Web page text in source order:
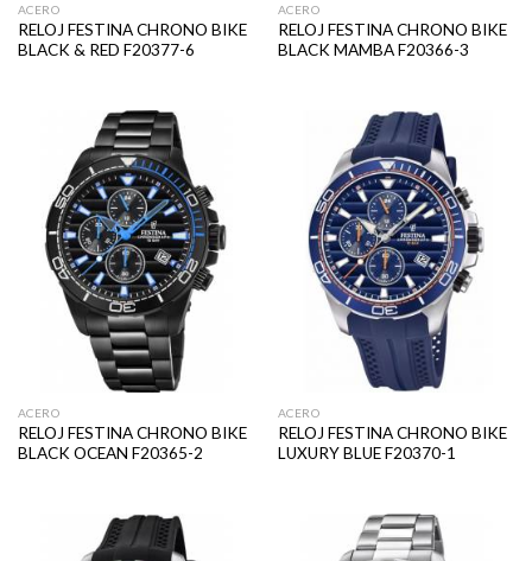
ACERO
RELOJ FESTINA CHRONO BIKE
BLACK & RED F20377-6
ACERO
RELOJ FESTINA CHRONO BIKE
BLACK MAMBA F20366-3
ACERO
RELOJ FESTINA CHRONO BIKE
BLACK OCEAN F20365-2
ACERO
RELOJ FESTINA CHRONO BIKE
LUXURY BLUE F20370-1